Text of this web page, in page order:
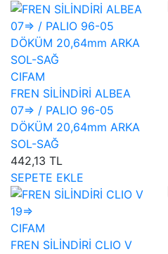
CIFAM
FREN SİLİNDİRİ ALBEA
07=> / PALIO 96-05
DÖKÜM 20,64mm ARKA
SOL-SAĞ
442,13 TL
SEPETE EKLE
CIFAM
FREN SİLİNDİRİ CLIO V